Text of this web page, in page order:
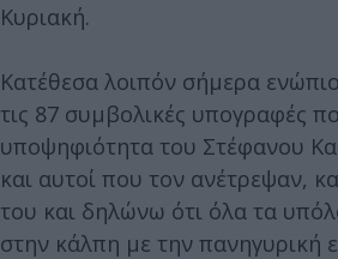
Κυριακή.
Κατέθεσα λοιπόν σήμερα
τις 87 συμβολικές υπογραφές
υποψηφιότητα του Στέφανου
και αυτοί που τον ανέτρεψαν,
του και δηλώνω ότι όλα τα
στην κάλπη με την πανηγυρική